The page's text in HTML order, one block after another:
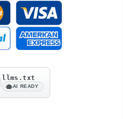
llms.txt
AI READY